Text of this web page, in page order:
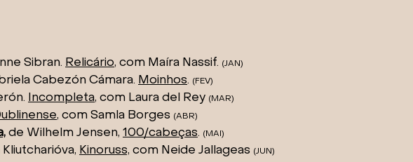
Sibran. Relicário, com Maíra Nassif. (JAN)
Cabezón Cámara. Moinhos. (FEV)
Incompleta, com Laura del Rey (MAR)
, com Samla Borges (ABR)
de Wilhelm Jensen, 100/cabeças. (MAI )
Kliutcharióva, Kinoruss, com Neide Jallageas (JUN)